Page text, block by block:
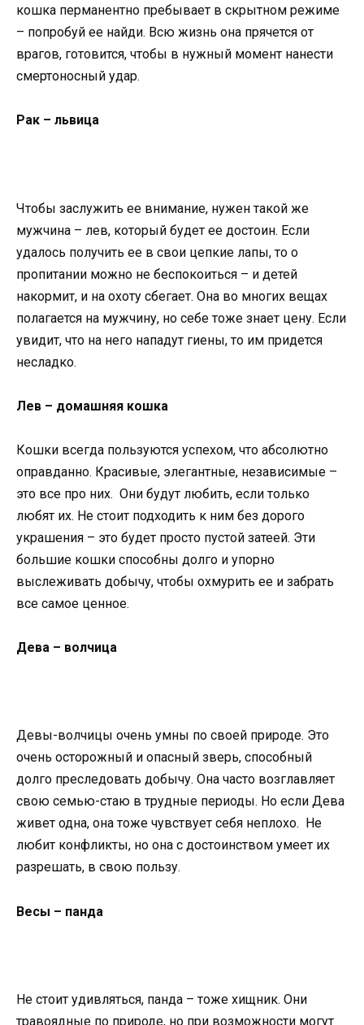
кошка перманентно пребывает в скрытном режиме
– попробуй ее найди. Всю жизнь она прячется от
врагов, готовится, чтобы в нужный момент нанести
смертоносный удар.
Рaк – львица
Чтобы заслужить ее внимание, нужен такой же
мужчина – лев, который будет ее достоин. Если
удалось получить ее в свои цепкие лапы, то о
пропитании можно не беспокоиться – и детей
накормит, и на охоту сбегает. Она во многих вещах
полагается на мужчину, но себе тоже знает цену. Если
увидит, что на него нападут гиены, то им придется
несладко.
Лев – домашняя кошка
Кошки всегда пользуются успехом, что абсолютно
оправданно. Красивые, элегантные, независимые –
это все про них. Они будут любить, если только
любят их. Не стоит подходить к ним без дорого
украшения – это будет просто пустой затеей. Эти
большие кошки способны долго и упорно
выслеживать добычу, чтобы охмурить ее и забрать
все самое ценное.
Дева – волчица
Девы-волчицы очень умны по своей природе. Это
очень осторожный и опасный зверь, способный
долго преследовать добычу. Она часто возглавляет
свою семью-стаю в трудные периоды. Но если Дева
живет одна, она тоже чувствует себя неплохо. Не
любит конфликты, но она с достоинством умеет их
разрешать, в свою пользу.
Вeсы – панда
Не стоит удивляться, панда – тоже хищник. Они
травоядные по природе, но при возможности могут